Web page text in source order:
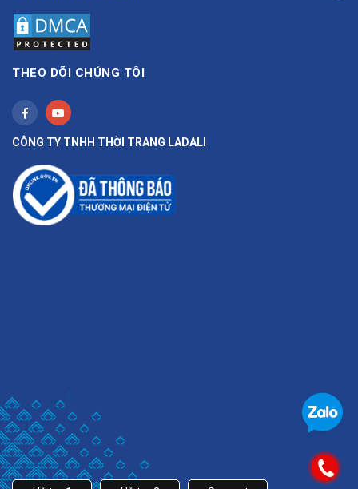
THEO DÕI CHÚNG TÔI
CÔNG TY TNHH THỜI TRANG LADALI